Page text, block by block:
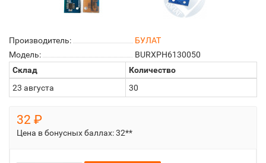
Производитель:
БУЛАТ
Модель:
BURXPH6130050
Склад
Количество
23 августа
30
32 ₽
Цена в бонусных баллах:32**